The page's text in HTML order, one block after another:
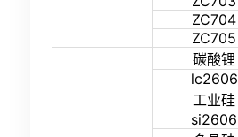
ZC704
ZC705
碳酸锂
lc2606
工业硅
si2606